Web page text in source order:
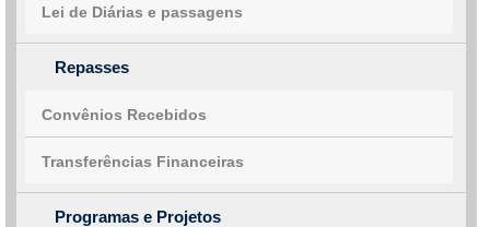
Lei de Diárias e passagens
Repasses
Convênios Recebidos
Transferências Financeiras
Programas e Projetos